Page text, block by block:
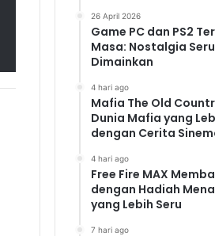
26 April 2026
Game PC dan PS2
Masa: Nostalgia
Dimainkan
4 hari ago
Mafia The Old
Dunia Mafia yang
dengan Cerita
4 hari ago
Free Fire MAX
dengan Hadiah
yang Lebih Seru
7 hari ago